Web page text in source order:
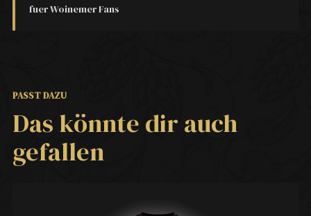
fuer Woinemer Fans
PASST DAZU
Das könnte dir auch
gefallen